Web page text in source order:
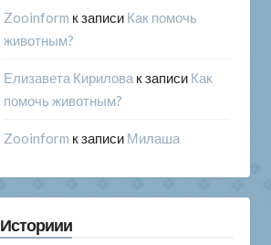
Zooinform к записи Как помочь
животным?
Елизавета Кирилова к записи Как
помочь животным?
Zooinform к записи Милаша
Историии